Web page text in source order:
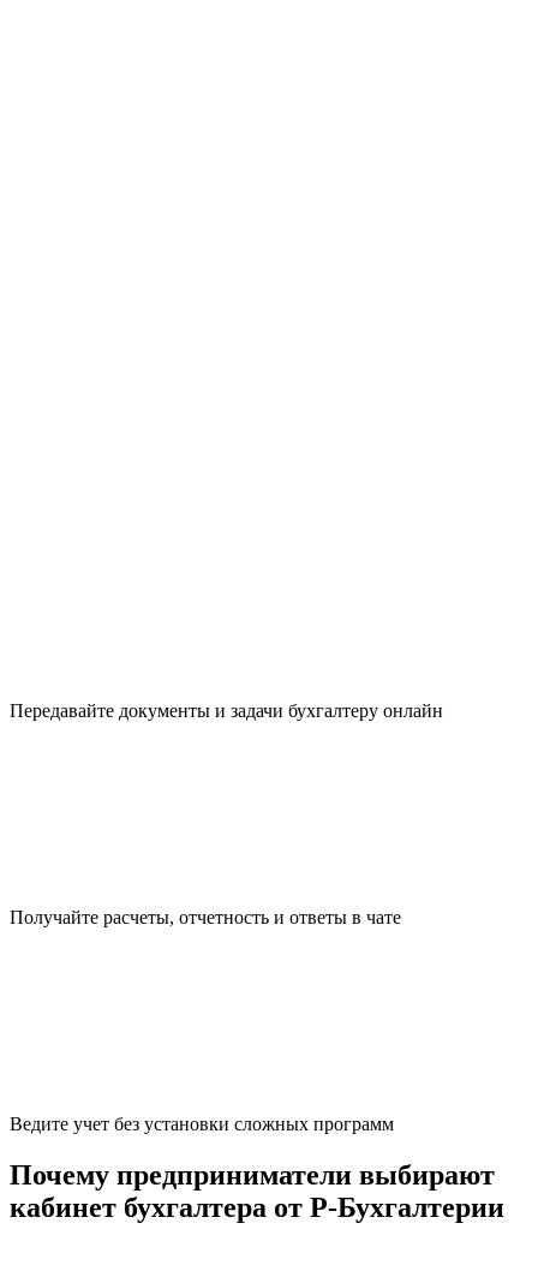
Передавайте документы и задачи бухгалтеру онлайн
Получайте расчеты, отчетность и ответы в чате
Ведите учет без установки сложных программ
Почему предприниматели выбирают
кабинет бухгалтера от Р-Бухгалтерии